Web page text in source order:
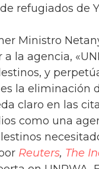
refugiados de
Ministro
la agencia,
y
la eliminación
claro en las
como una
Reuters, The